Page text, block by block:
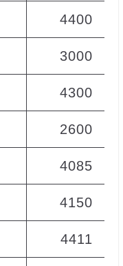
4400
3000
4300
2600
4085
4150
4411